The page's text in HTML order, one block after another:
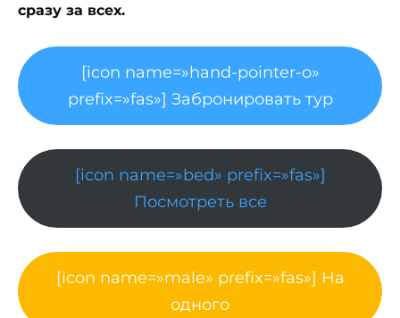
сразу за всех.
[icon name=»hand-pointer-o»
prefix=»fas»] Забронировать тур
[icon name=»bed» prefix=»fas»]
Посмотреть все
[icon name=»male» prefix=»fas»] На
одного